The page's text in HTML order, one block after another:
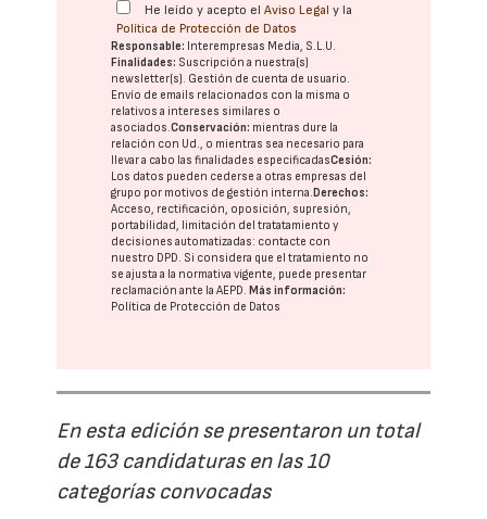
He leído y acepto elAviso Legal y la
Política de Protección de Datos
Responsable: Interempresas Media, S.L.U.
Finalidades: Suscripción a nuestra(s)
newsletter(s). Gestión de cuenta de usuario.
Envío de emails relacionados con la misma o
relativos a intereses similares o
asociados.Conservación: mientras dure la
relación con Ud., o mientras sea necesario para
llevar a cabo las finalidades especificadasCesión:
Los datos pueden cederse a otras empresas del
grupo por motivos de gestión interna.Derechos:
Acceso, rectificación, oposición, supresión,
portabilidad, limitación del tratatamiento y
decisiones automatizadas: contacte con
nuestro DPD. Si considera que el tratamiento no
se ajusta a la normativa vigente, puede presentar
reclamación ante laAEPD.Más información:
Política de Protección de Datos
En esta edición se presentaron un total
de 163 candidaturas en las 10
categorías convocadas